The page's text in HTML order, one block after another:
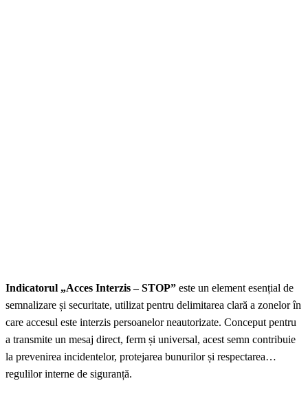
Indicatorul „Acces Interzis – STOP” este un element esențial de
semnalizare și securitate, utilizat pentru delimitarea clară a zonelor în
care accesul este interzis persoanelor neautorizate. Conceput pentru
a transmite un mesaj direct, ferm și universal, acest semn contribuie
la prevenirea incidentelor, protejarea bunurilor și respectarea
regulilor interne de siguranță.